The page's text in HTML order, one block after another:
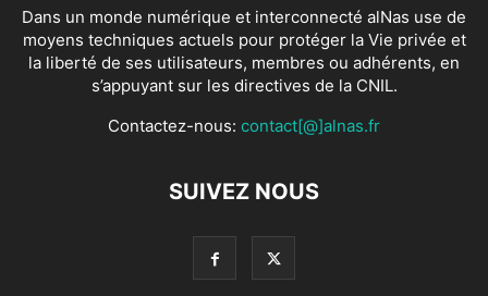
Dans un monde numérique et interconnecté alNas use de
moyens techniques actuels pour protéger la Vie privée et
la liberté de ses utilisateurs, membres ou adhérents, en
s’appuyant sur les directives de la CNIL.
Contactez-nous: contact[@]alnas.fr
SUIVEZ NOUS